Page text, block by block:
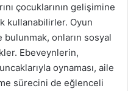
çocuklarının gelişimine
kullanabilirler. Oyun
bulunmak, onların sosyal
Ebeveynlerin,
oynaması, aile
sürecini de eğlenceli